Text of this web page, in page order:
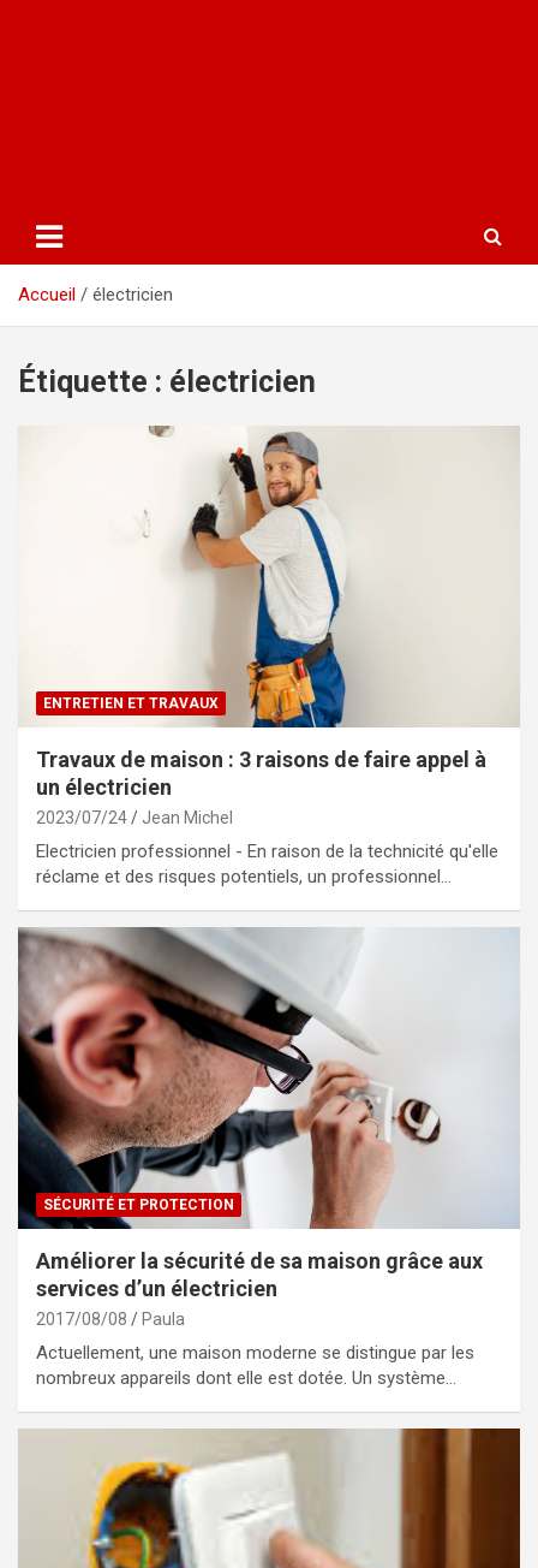
Accueil électricien
Étiquette : électricien
ENTRETIEN ET TRAVAUX
Travaux de maison : 3 raisons de faire appel à
un électricien
2023/07/24 Jean Michel
Electricien professionnel - En raison de la technicité qu'elle
réclame et des risques potentiels, un professionnel…
SÉCURITÉ ET PROTECTION
Améliorer la sécurité de sa maison grâce aux
services d’un électricien
2017/08/08 Paula
Actuellement, une maison moderne se distingue par les
nombreux appareils dont elle est dotée. Un système…